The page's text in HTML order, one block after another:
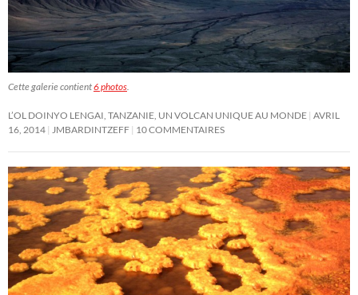
Cette galerie contient6 photos
L’OL DOINYO LENGAI, TANZANIE, UN VOLCAN UNIQUE AU MONDE AVRIL
16, 2014
JMBARDINTZEFF 10 COMMENTAIRES